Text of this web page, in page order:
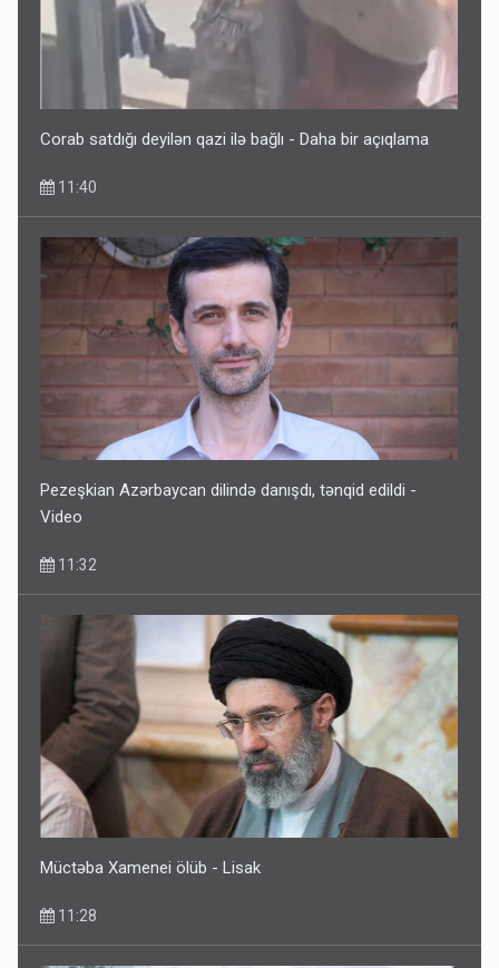
Corab satdığı deyilən qazi ilə bağlı - Daha bir açıqlama
11:40
Pezeşkian Azərbaycan dilində danışdı, tənqid edildi -
Video
11:32
Müctəba Xamenei ölüb - Lisak
11:28